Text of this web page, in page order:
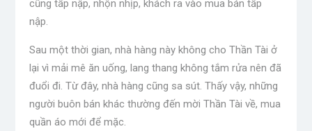
cũng tấp nập, nhộn nhịp, khách ra vào mua bán tấp
nập.
Sau một thời gian, nhà hàng này không cho Thần Tài ở
lại vì mải mê ăn uống, lang thang không tắm rửa nên đã
đuổi đi. Từ đây, nhà hàng cũng sa sút. Thấy vậy, những
người buôn bán khác thường đến mời Thần Tài về, mua
quần áo mới để mặc.